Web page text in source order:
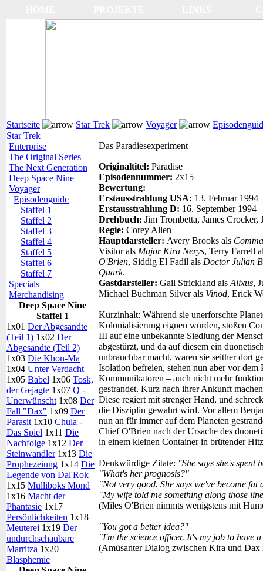
Startseite Star Trek Voyager
Star Trek
Enterprise
The Original Series
The Next Generation
Deep Space Nine
Voyager
Episodenguide
Staffel 1
Staffel 2
Staffel 3
Staffel 4
Staffel 5
Staffel 6
Staffel 7
Specials
Merchandising
Deep Space Nine
Staffel 1
1x01 Der Abgesandte
(Teil 1) 1x02 Der
Abgesandte (Teil 2)
1x03 Die Khon-Ma
1x04 Unter Verdacht
1x05 Babel 1x06 Tosk,
der Gejagte 1x07 Q -
Unerwünscht 1x08 Der
Fall "Dax" 1x09 Der
Parasit 1x10 Chula -
Das Spiel 1x11 Die
Nachfolge 1x12 Der
Steinwandler1x13 Die
Prophezeiung 1x14 Die
Legende von Dal'Rok
1x15 Mulliboks Mond
1x16 Macht der
Phantasie 1x17
Persönlichkeiten 1x18
Meuterei 1x19 Der
undurchschaubare
Marritza 1x20
Blasphemie
Das Paradiesexperiment
Originaltitel: Paradise
Episodennummer: 2x15
Bewertung:
Erstausstrahlung USA: 13. Februar 1994
Erstausstrahlung D: 16. September 1994
Drehbuch: Jim Trombetta, James
Regie: Corey Allen
Hauptdarsteller: Avery Brooks als
Visitor als Major Kira Nerys, Terry Farrell
O'Brien, Siddig El Fadil als Doctor Julian
Quark.
Gastdarsteller: Gail Strickland als Alixus,
Michael Buchman Silver als Vinod, Erick
Kurzinhalt: Während sie unerforschte
Kolonialisierung eignen würden, stoßen
III auf eine unbekannte Siedlung der
abgestürzt, und da auf diesem ein
unbrauchbar macht, waren sie seither dort
Isolation befreien, stehen nun aber vor
Kommunikatoren – auch nicht mehr
gestrandet. Kurz nach ihrer Ankunft
Diese regiert mit strenger Hand, und
die Disziplin gewahrt wird. Vor allem
nun an für immer auf dem Planeten
Chief O'Brien nach der Ursache des
in einem kleinen Container in brütender
Denkwürdige Zitate: "She says she's
"What's her prognosis?"
"Not very good. She says we've become
"My wife told me something along those
(Miles O'Brien nimmts wenigstens mit
"You got a better idea?"
"I'm the science officer. It's my job to have
(Amüsanter Dialog zwischen Kira und Dax